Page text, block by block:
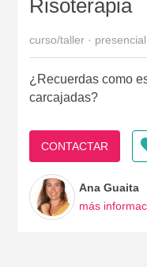
Risoterapia
curso/taller · presencial
¿Recuerdas como
carcajadas?
CONTACTAR
Ana Guaita
más